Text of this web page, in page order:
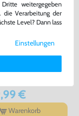
Alpha Saphir / Alpha
mit OVP, gebraucht
€
Warenkorb
weitergegeben
die Verarbeitung der
Level? Dann lass
Cookies und
Daten­schutz­
Einstellungen